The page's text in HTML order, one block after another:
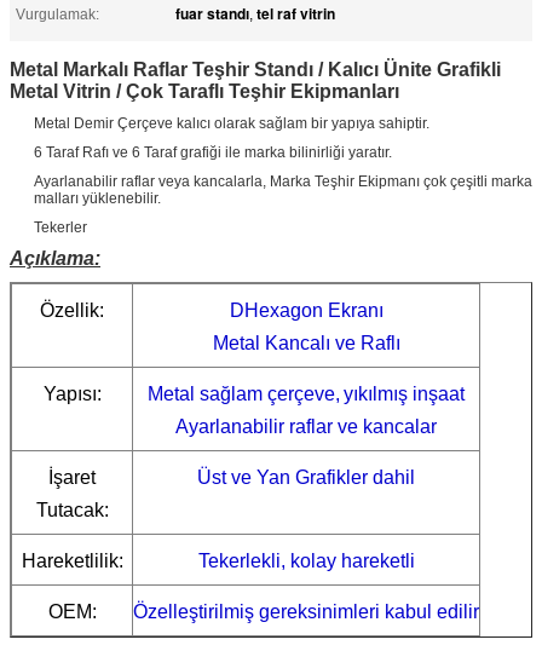
Vurgulamak:
fuar standı, tel raf vitrin
Metal Markalı Raflar Teşhir Standı / Kalıcı Ünite Grafikli
Metal Vitrin / Çok Taraflı Teşhir Ekipmanları
Metal Demir Çerçeve kalıcı olarak sağlam bir yapıya sahiptir.
6 Taraf Rafı ve 6 Taraf grafiği ile marka bilinirliği yaratır.
Ayarlanabilir raflar veya kancalarla, Marka Teşhir Ekipmanı çok çeşitli marka
malları yüklenebilir.
Tekerler
Açıklama:
Özellik:
DHexagon Ekranı
Metal Kancalı ve Raflı
Yapısı: Metal sağlam çerçeve, yıkılmış inşaat
Ayarlanabilir raflar ve kancalar
İşaret
Tutacak:
Üst ve Yan Grafikler dahil
Hareketlilik: Tekerlekli, kolay hareketli
OEM: Özelleştirilmiş gereksinimleri kabul edilir